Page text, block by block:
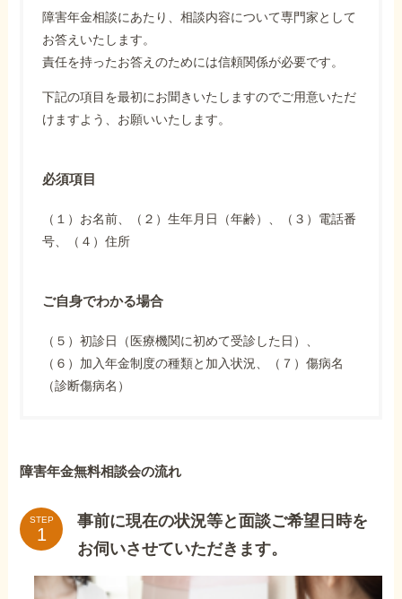
障害年金相談にあたり、相談内容について専門家として
お答えいたします。
責任を持ったお答えのためには信頼関係が必要です。
下記の項目を最初にお聞きいたしますのでご用意いただ
けますよう、お願いいたします。
必須項目
（１）お名前、（２）生年月日（年齢）、（３）電話番
号、（４）住所
ご自身でわかる場合
（５）初診日（医療機関に初めて受診した日）、
（６）加入年金制度の種類と加入状況、（７）傷病名
（診断傷病名）
障害年金無料相談会の流れ
STEP
事前に現在の状況等と面談ご希望日時を
お伺いさせていただきます。